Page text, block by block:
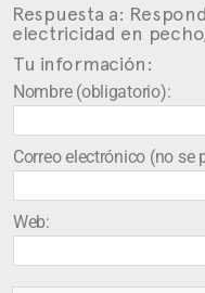
Respuesta a:
electricidad en
Tu información:
Nombre (obligatorio):
Correo electrónico (no
Web: